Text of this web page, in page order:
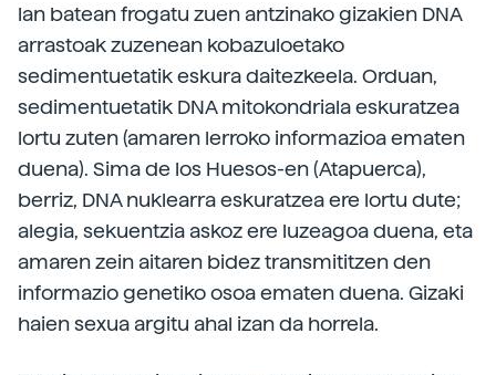
lan batean frogatu zuen antzinako gizakien DNA
arrastoak zuzenean kobazuloetako
sedimentuetatik eskura daitezkeela. Orduan,
sedimentuetatik DNA mitokondriala eskuratzea
lortu zuten (amaren lerroko informazioa ematen
duena). Sima de los Huesos-en (Atapuerca),
berriz, DNA nuklearra eskuratzea ere lortu dute;
alegia, sekuentzia askoz ere luzeagoa duena, eta
amaren zein aitaren bidez transmititzen den
informazio genetiko osoa ematen duena. Gizaki
haien sexua argitu ahal izan da horrela.